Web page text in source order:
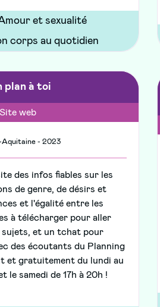
plan à toi
Site web
Aquitaine - 2023
des infos fiables sur les
de genre, de désirs et
et l'égalité entre les
à télécharger pour aller
et un tchat pour
des écoutants du Planning
et gratuitement du lundi au
le samedi de 17h à 20h !